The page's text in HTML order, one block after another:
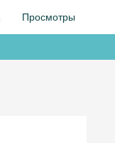
Просмотры